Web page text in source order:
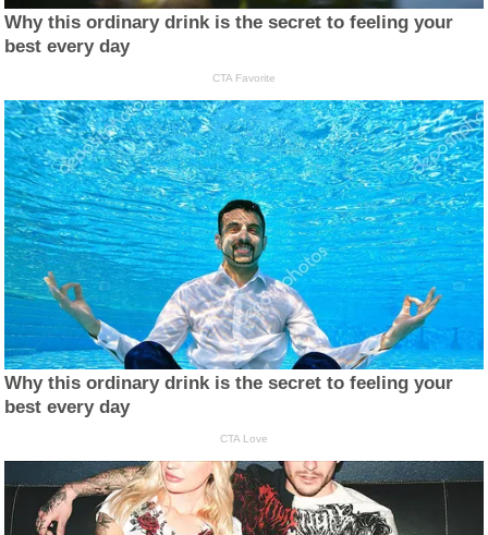
Why this ordinary drink is the secret to feeling your
best every day
CTA Favorite
Why this ordinary drink is the secret to feeling your
best every day
CTA Love